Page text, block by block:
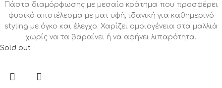
Πάστα διαμόρφωσης με μεσαίο κράτημα που προσφέρει
φυσικό αποτέλεσμα με ματ υφή, ιδανική για καθημερινό
styling με όγκο και έλεγχο. Χαρίζει ομοιογένεια στα μαλλιά
χωρίς να τα βαραίνει ή να αφήνει λιπαρότητα.
Sold out